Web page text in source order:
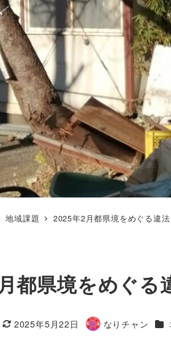
地域課題 2025年2月都県境をめぐる違
都県境をめぐる
更新日
2025年5月22日
著
なりチャン カ